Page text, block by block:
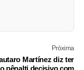
Próxima
Martínez diz ter
pênalti decisivo com